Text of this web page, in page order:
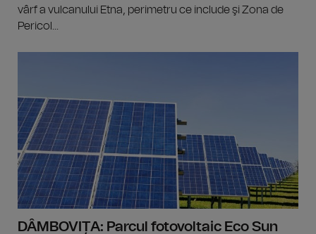
vârf a vulcanului Etna, perimetru ce include şi Zona de
Pericol...
DÂMBOVIȚA: Parcul fotovoltaic Eco Sun